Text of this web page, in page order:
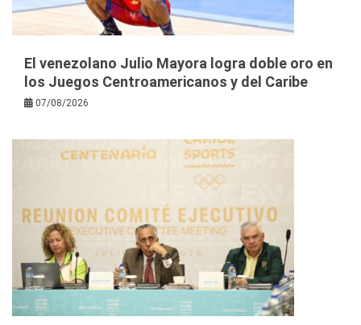
El venezolano Julio Mayora logra doble oro en
los Juegos Centroamericanos y del Caribe
07/08/2026